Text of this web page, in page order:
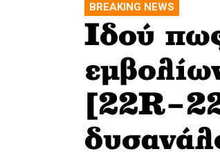
BREAKING NEWS
Ιδού πως